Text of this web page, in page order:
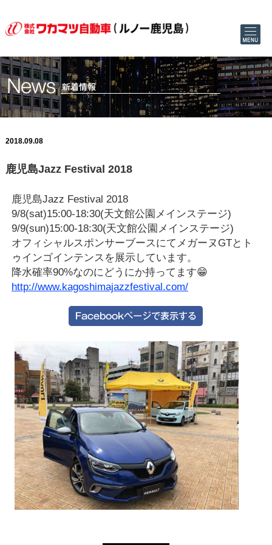
2018.09.08
鹿児島Jazz Festival 2018
鹿児島Jazz Festival 2018
9/8(sat)15:00-18:30(天文館公園メインステージ)
9/9(sun)15:00-18:30(天文館公園メインステージ)
オフィシャルスポンサーブースにてメガーヌGTとト
ゥインゴインテンスを展示しています。
降水確率90%なのにどうにか持ってます😁
http://www.kagoshimajazzfestival.com/